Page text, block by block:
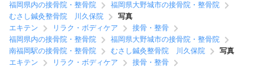
福岡県内の接骨院・整骨院
福岡県大野城市の接骨院・整骨院
むさし鍼灸整骨院 川久保院
写真
エキテン
リラク・ボディケア
接骨・整骨
福岡県内の接骨院・整骨院
福岡県大野城市の接骨院・整骨院
南福岡駅の接骨院・整骨院
むさし鍼灸整骨院 川久保院
写真
エキテン
リラク・ボディケア
接骨・整骨